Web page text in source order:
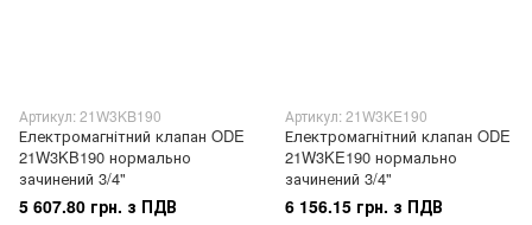
Артикул: 21W3KB190
Електромагнітний клапан ODE
21W3KB190 нормально
зачинений 3/4"
5 607.80 грн. з ПДВ
Артикул: 21W3KE190
Електромагнітний клапан ODE
21W3KE190 нормально
зачинений 3/4"
6 156.15 грн. з ПДВ